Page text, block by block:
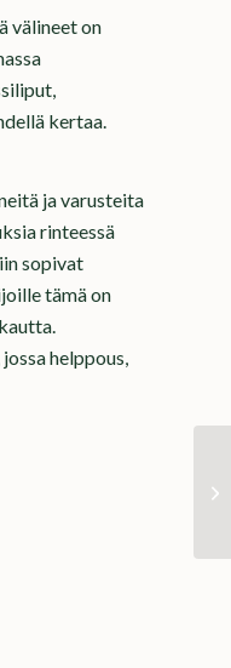
välineet on
kertaa.
ja varusteita
rinteessä
sopivat
tämä on
helppous,